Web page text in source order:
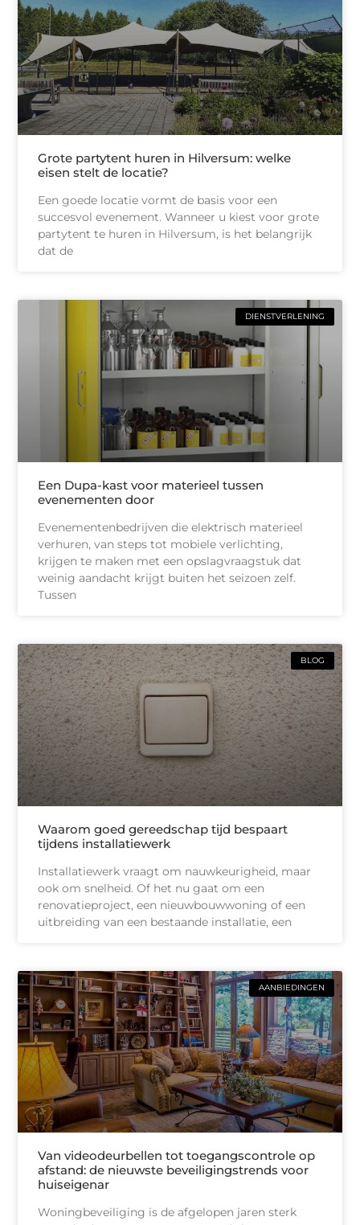
Grote partytent huren in Hilversum: welke
eisen stelt de locatie?
Een goede locatie vormt de basis voor een
succesvol evenement. Wanneer u kiest voor grote
partytent te huren in Hilversum, is het belangrijk
dat de
DIENSTVERLENING
Een Dupa-kast voor materieel tussen
evenementen door
Evenementenbedrijven die elektrisch materieel
verhuren, van steps tot mobiele verlichting,
krijgen te maken met een opslagvraagstuk dat
weinig aandacht krijgt buiten het seizoen zelf.
Tussen
BLOG
Waarom goed gereedschap tijd bespaart
tijdens installatiewerk
Installatiewerk vraagt om nauwkeurigheid, maar
ook om snelheid. Of het nu gaat om een
renovatieproject, een nieuwbouwwoning of een
uitbreiding van een bestaande installatie, een
AANBIEDINGEN
Van videodeurbellen tot toegangscontrole op
afstand: de nieuwste beveiligingstrends voor
huiseigenar
Woningbeveiliging is de afgelopen jaren sterk